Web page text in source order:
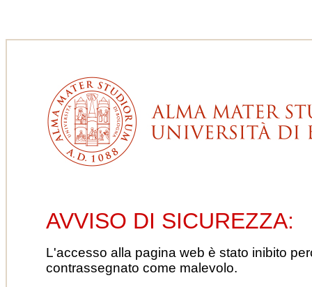
AVVISO DI SICUREZZA:
L'accesso alla pagina web è stato inibito
contrassegnato come malevolo.